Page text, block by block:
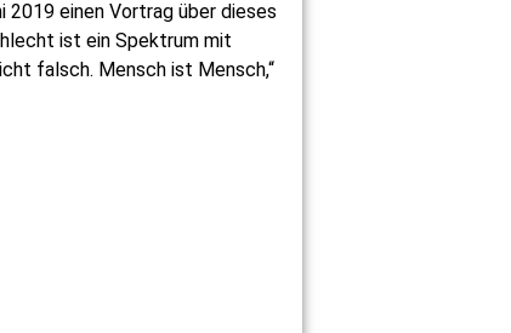
2019 einen Vortrag über dieses
ist ein Spektrum mit
falsch. Mensch ist Mensch,“